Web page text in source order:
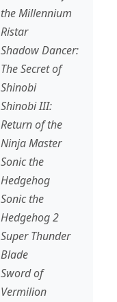
the Millennium
Ristar
Shadow Dancer:
The Secret of
Shinobi
Shinobi III:
Return of the
Ninja Master
Sonic the
Hedgehog
Sonic the
Hedgehog 2
Super Thunder
Blade
Sword of
Vermilion